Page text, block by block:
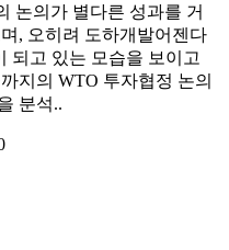
논의가 별다른 성과를 거
, 오히려 도하개발어젠다
되고 있는 모습을 보이고
지의 WTO 투자협정 논의
분석..